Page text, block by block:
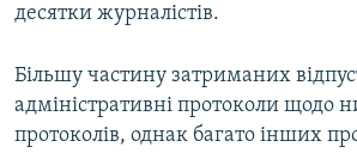
десятки журналістів.
Більшу частину затриманих
адміністративні протоколи щодо
протоколів, однак багато інших